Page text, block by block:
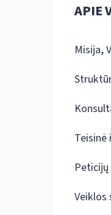
APIE
Misija,
Veiklos